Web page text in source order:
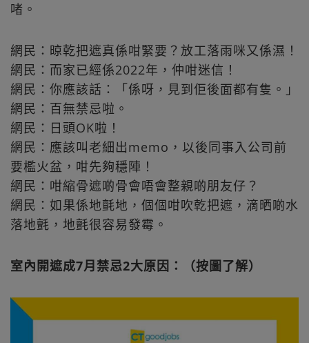
啫。
網民：晾乾把遮真係咁緊要？放工落雨咪又係濕！
網民：而家已經係2022年，仲咁迷信！
網民：你應該話：「係呀，見到佢後面都有隻。」
網民：百無禁忌啦。
網民：日頭OK啦！
網民：應該叫老細出memo，以後同事入公司前
要檻火盆，咁先夠穩陣！
網民：咁縮骨遮啲骨會唔會整親啲朋友仔？
網民：如果係地氈地，個個咁吹乾把遮，滴晒啲水
落地氈，地氈很容易發霉。
室內開遮成7月禁忌2大原因：（按圖了解）